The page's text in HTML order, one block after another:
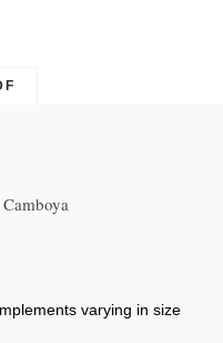
varying in size